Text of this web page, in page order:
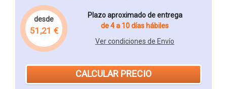
desde
51,21 €
Plazo aproximado de entrega
de 4 a 10 días hábiles
Ver condiciones de Envío
CALCULAR PRECIO